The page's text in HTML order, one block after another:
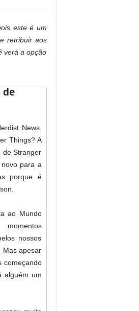
este é um
retribuir aos
verá a opção
de
News.
Things? A
de Stranger
para a
porque é
ao Mundo
nossos
Mas apesar
começando
alguém um